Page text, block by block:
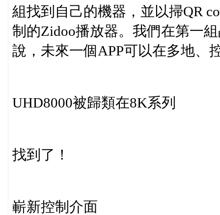
組找到自己的機器，並以掃QR
制的Zidoo播放器。我們在第一
說，未來一個APP可以在多地、
UHD8000被歸類在8K系列
找到了！
嶄新控制介面